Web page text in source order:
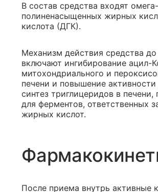
В состав средства входят
полиненасыщенных жирных
кислота (ДГК).
Механизм действия средства
включают ингибирование ацил-
митохондриального и
печени и повышение
синтез триглицеридов в
для ферментов, ответственных
жирных кислот.
После приема внутрь активные